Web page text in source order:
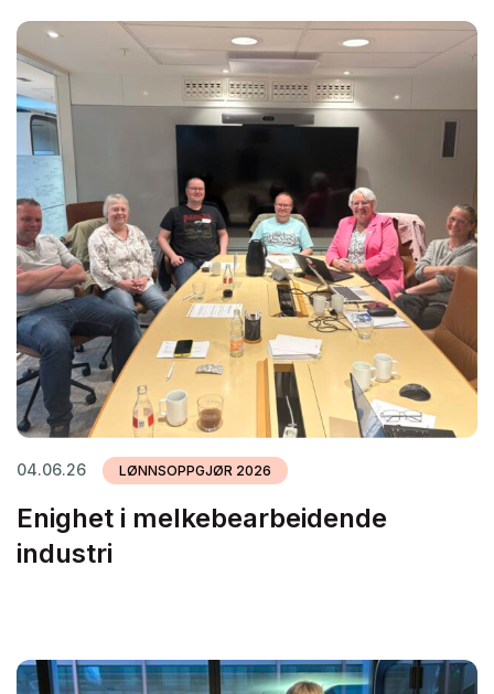
04.06.26 LØNNSOPPGJØR 2026
Enighet i melkebearbeidende
industri